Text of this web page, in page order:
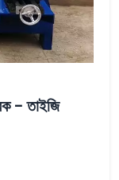
- তাইজি